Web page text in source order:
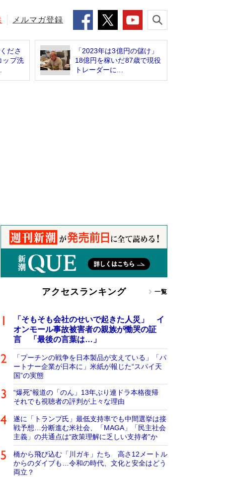
メルマガ登録
ださ
ップ洗
「2023年は3億円の儲け」
18億円を稼いだ87歳で現役
トレーダーに...
アクセスランキング 一覧
「そもそも会社のせいで起きた人災」 イ
オンモール事故被害者の親族が慟哭の証
言 「最後の言葉は…」
「プーチンの戦争を日本製品が支えている」「パ
ートナー企業が日本に」米紙が報じた“スパイ天
国”の実態
“爆死”報道の「のん」13年ぶり連ドラ本格復帰
それでも視聴者の評判が上々な理由
遂に「トランプ氏」最低支持率でも中間選挙は接
戦予想…分断進む米社会、「MAGA」「民主社会
主義」の共通点は“政策理解に乏しい支持者”か
橋から飛び込む「川ガキ」たち 高さ12メートル
からのダイブも…令和の時代、文化と安全はどう
両立？